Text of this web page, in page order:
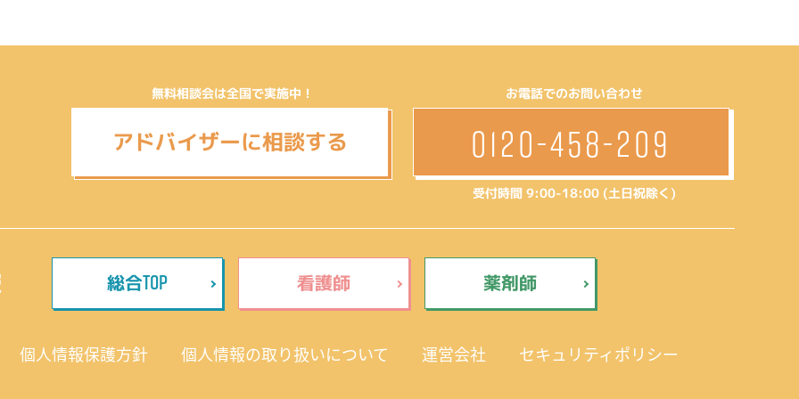
無料相談会は全国で実施中！
アドバイザーに相談する
お電話でのお問い合わせ
0120-458-209
受付時間 9:00-18:00 (土日祝除く)
総合TOP 看護師 薬剤師
個人情報保護方針 個人情報の取り扱いについて 運営会社 セキュリティポリシー